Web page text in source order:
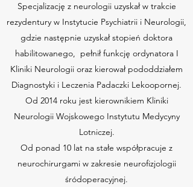
Specjalizację z neurologii uzyskał w trakcie
rezydentury w Instytucie Psychiatrii i Neurologii,
gdzie następnie uzyskał stopień doktora
habilitowanego, pełnił funkcję ordynatora I
Kliniki Neurologii oraz kierował pododdziałem
Diagnostyki i Leczenia Padaczki Lekoopornej.
Od 2014 roku jest kierownikiem Kliniki
Neurologii Wojskowego Instytutu Medycyny
Lotniczej.
Od ponad 10 lat na stałe współpracuje z
neurochirurgami w zakresie neurofizjologii
śródoperacyjnej.